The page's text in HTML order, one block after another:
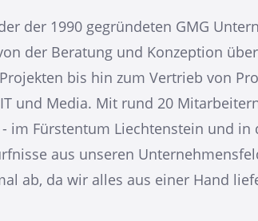
der 1990 gegründeten GMG
der Beratung und Konzeption
bis hin zum Vertrieb von
und Media. Mit rund 20
im Fürstentum Liechtenstein und in
aus unseren
ab, da wir alles aus einer Hand